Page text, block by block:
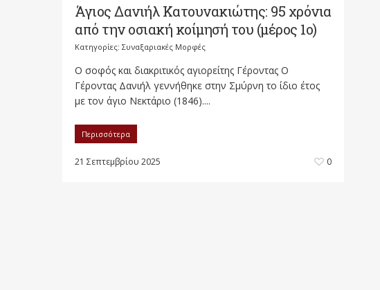
Άγιος Δανιήλ Κατουνακιώτης: 95 χρόνια
από την οσιακή κοίμησή του (μέρος 1ο)
Κατηγορίες: Συναξαριακές Μορφές
Ο σοφός και διακριτικός αγιορείτης Γέροντας Ο
Γέροντας Δανιήλ γεννήθηκε στην Σμύρνη το ίδιο έτος
με τον άγιο Νεκτάριο (1846)....
Περισσότερα
21 Σεπτεμβρίου 2025 0